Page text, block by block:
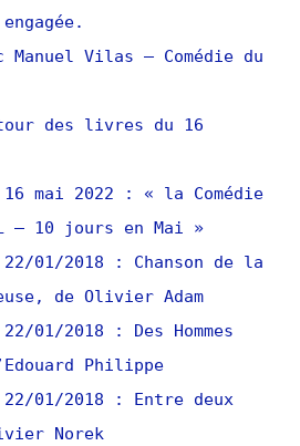
Manuel Vilas – Comédie du
des livres du 16
16 mai 2022 : « la Comédie
– 10 jours en Mai »
22/01/2018 : Chanson de la
de Olivier Adam
01/2018 : Des Hommes
Philippe
22/01/2018 : Entre deux
Norek